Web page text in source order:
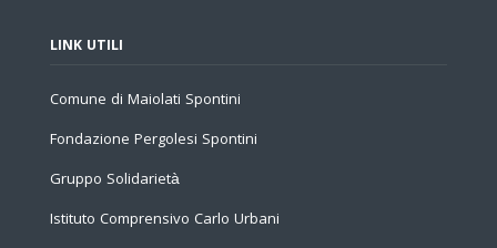
LINK UTILI
Comune di Maiolati Spontini
Fondazione Pergolesi Spontini
Gruppo Solidarietà
Istituto Comprensivo Carlo Urbani